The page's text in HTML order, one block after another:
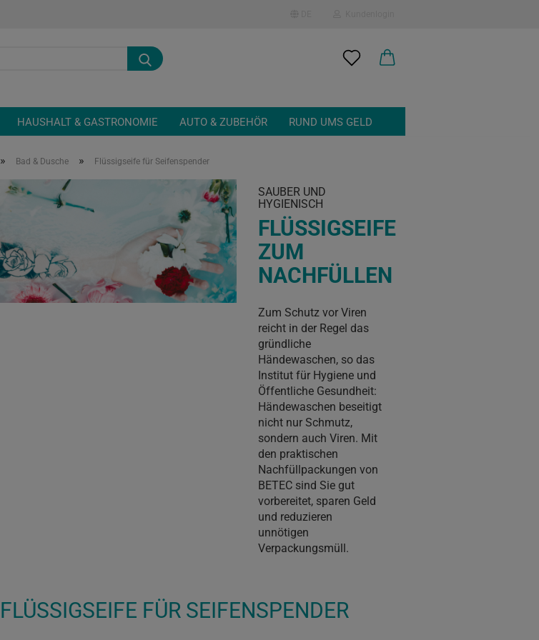
Sprache auswählen
Konto erstellen
Passwort vergessen?
HAUSHALT & GASTRONOMIE AUTO & ZUBEHÖR RUND UMS GELD
» Bad & Dusche » Flüssigseife für Seifenspender
SAUBER UND
HYGIENISCH
FLÜSSIGSEIFE
ZUM
NACHFÜLLEN
Zum Schutz vor Viren
reicht in der Regel das
gründliche
Händewaschen, so das
Institut für Hygiene und
Öffentliche Gesundheit:
Händewaschen beseitigt
nicht nur Schmutz,
sondern auch Viren. Mit
den praktischen
Nachfüllpackungen von
BETEC sind Sie gut
vorbereitet, sparen Geld
und reduzieren
unnötigen
Verpackungsmüll.
FLÜSSIGSEIFE FÜR SEIFENSPENDER